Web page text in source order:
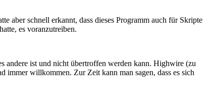
aber schnell erkannt, dass dieses Programm auch für Skripte
es voranzutreiben.
andere ist und nicht übertroffen werden kann. Highwire (zu
immer willkommen. Zur Zeit kann man sagen, dass es sich